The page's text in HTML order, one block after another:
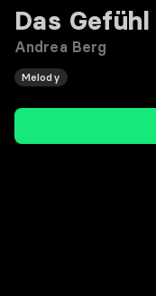
Das Gefühl
Andrea Berg
Melody